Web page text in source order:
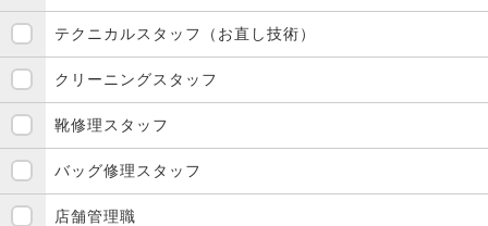
テクニカルスタッフ（お直し技術）
クリーニングスタッフ
靴修理スタッフ
バッグ修理スタッフ
店舗管理職